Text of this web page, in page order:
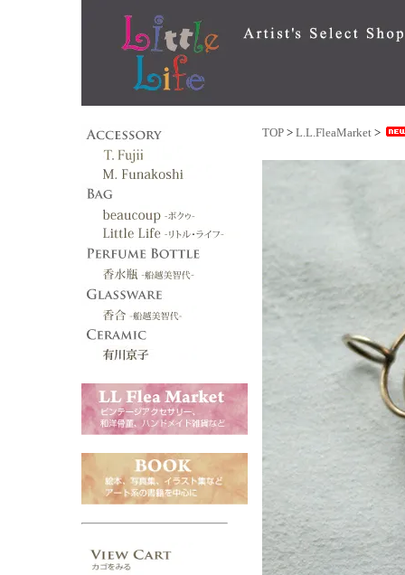
TOP > L.L.FleaMarket >